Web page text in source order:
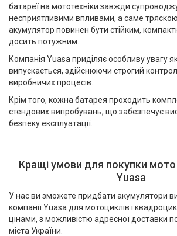
батареї на мототехніки завжди
несприятливими впливами, а саме тряскою
акумулятор повинен бути стійким,
досить потужним.
Компанія Yuasa приділяє особливу увагу
випускається, здійснюючи строгий
виробничих процесів.
Крім того, кожна батарея проходить
стендових випробувань, що забезпечує
безпеку експлуатації.
Кращі умови для покупки
Yuasa
У нас ви зможете придбати акумулятори
компанії Yuasa для мотоциклів і
цінами, з можливістю адресної доставки
міста України.